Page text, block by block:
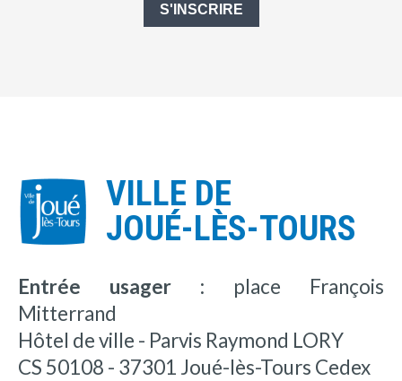
S'INSCRIRE
VILLE DE
JOUÉ-LÈS-TOURS
Entrée usager : place François
Mitterrand
Hôtel de ville - Parvis Raymond LORY
CS 50108 - 37301 Joué-lès-Tours Cedex